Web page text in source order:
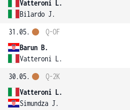
Vatteroni L.
Bilardo J.
31.05.
Barun B.
Vatteroni L.
Q-OF
30.05.
Vatteroni L.
Simundza J.
Q-2K